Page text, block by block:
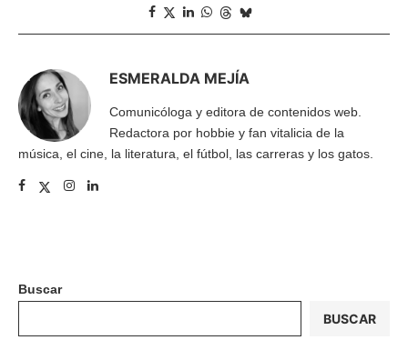
ESMERALDA MEJÍA
Comunicóloga y editora de contenidos web.
Redactora por hobbie y fan vitalicia de la
música, el cine, la literatura, el fútbol, las carreras y los gatos.
Buscar
BUSCAR